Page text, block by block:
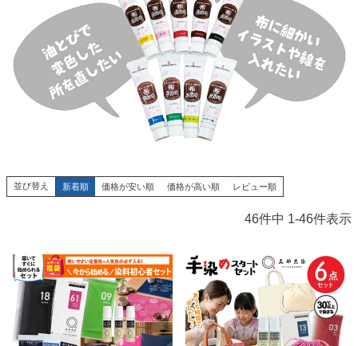
並び替え 新着順 価格が安い順 価格が高い順 レビュー順
46件中 1-46件表示